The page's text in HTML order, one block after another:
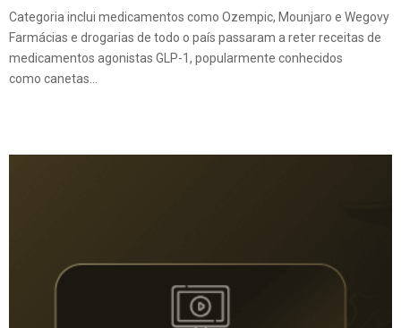
Categoria inclui medicamentos como Ozempic, Mounjaro e Wegovy
Farmácias e drogarias de todo o país passaram a reter receitas de
medicamentos agonistas GLP-1, popularmente conhecidos
como canetas...